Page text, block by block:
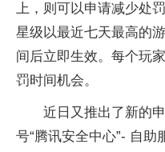
上，则可以申请减少处
星级以最近七天最高的
间后立即生效。每个玩
罚时间机会。
近日又推出了新的
号“腾讯安全中心”- 自